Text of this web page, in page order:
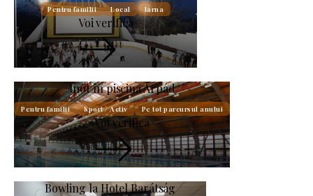
Pentru familii Local Iarna
Voi verifica
Înot în piscina Árpád
Pentru familii Sport / Activ Pe tot parcursul anului
Voi verifica
Bowling la Hotel Barátság